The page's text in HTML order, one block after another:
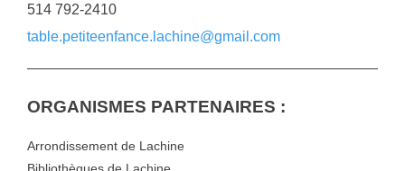
514 792-2410
table.petiteenfance.lachine@gmail.com
ORGANISMES PARTENAIRES :
Arrondissement de Lachine
Bibliothèques de Lachine